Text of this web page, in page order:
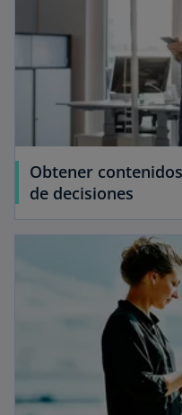
Obtener
de decisiones